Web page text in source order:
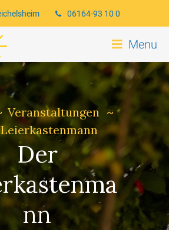
06164-93 10 0
Menu
Der
nn
Veranstaltungen